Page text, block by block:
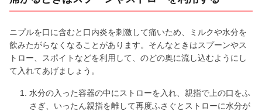
ニプルを口に含むと口内炎を刺激して痛いため、ミルクや水分を
飲みたがらなくなることがあります。そんなときはスプーンやス
トロー、スポイトなどを利用して、のどの奥に流し込むようにし
て入れてあげましょう。
水分の入った容器の中にストローを入れ、親指で上の口をふ
さぎ、いったん親指を離して再度ふさぐとストローに水分が